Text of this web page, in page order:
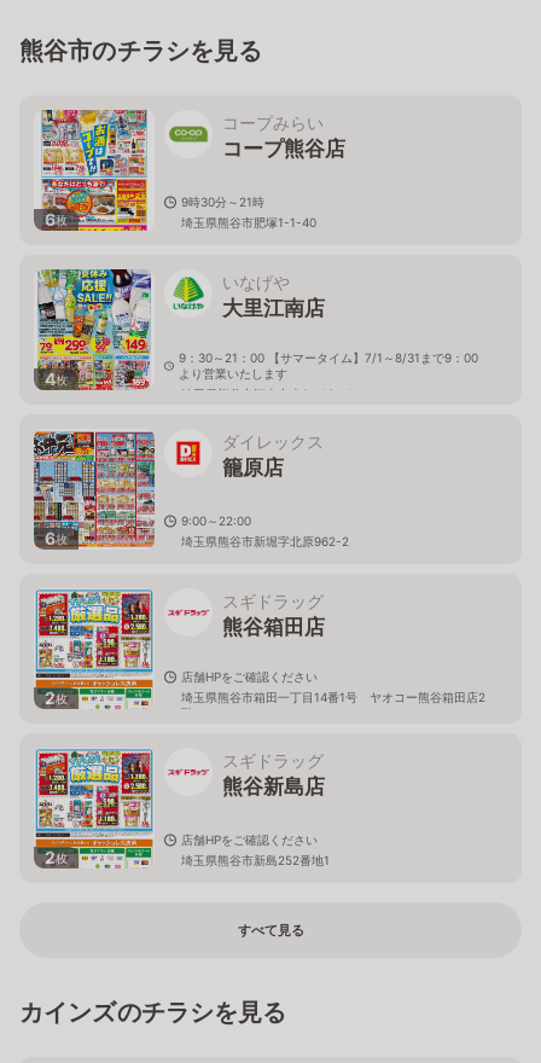
熊谷市のチラシを見る
6枚
コープみらい
コープ熊谷店
9時30分～21時
埼玉県熊谷市肥塚1-1-40
4枚
いなげや
大里江南店
9：30～21：00 【サマータイム】7/1～8/31まで9：00
より営業いたします
埼玉県熊谷市江南中央2－19－1
6枚
ダイレックス
籠原店
9:00～22:00
埼玉県熊谷市新堀字北原962-2
2枚
スギドラッグ
熊谷箱田店
店舗HPをご確認ください
埼玉県熊谷市箱田一丁目14番1号 ヤオコー熊谷箱田店2
階
2枚
スギドラッグ
熊谷新島店
店舗HPをご確認ください
埼玉県熊谷市新島252番地1
すべて見る
カインズのチラシを見る